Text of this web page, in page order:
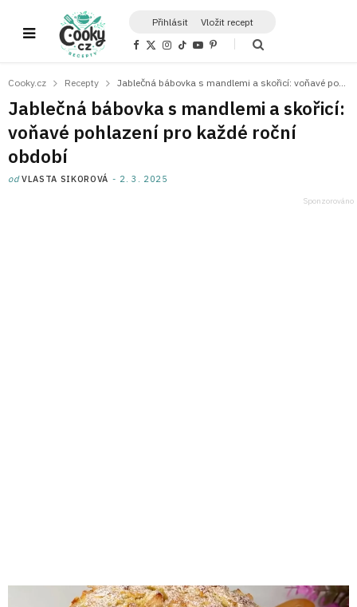
Přihlásit Vložit recept
F
b
o
k
X
i
t
e
r
)
I
a
r
a
m
T
o
Y
u
e
P
e
e
s
t
Cooky.cz Recepty
Jablečná bábovka s mandlemi a skořicí:
voňavé pohlazení pro každé roční
období
odVLASTA SIKOROVÁ 2. 3. 2025